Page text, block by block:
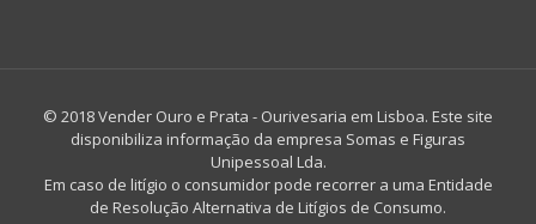
© 2018 Vender Ouro e Prata - Ourivesaria em Lisboa. Este site
disponibiliza informação da empresa Somas e Figuras
Unipessoal Lda.
Em caso de litígio o consumidor pode recorrer a uma Entidade
de Resolução Alternativa de Litígios de Consumo.